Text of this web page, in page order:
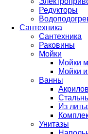
Редукторы
Сантехника
Сантехника
Раковины
Мойки
Мойки
Мойки
Ванны
Из
Унитазы